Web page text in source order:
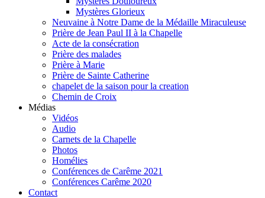
Mystères Glorieux
Neuvaine à Notre Dame de la Médaille Miraculeuse
Prière de Jean Paul II à la Chapelle
Acte de la consécration
Prière des malades
Prière à Marie
Prière de Sainte Catherine
chapelet de la saison pour la creation
Chemin de Croix
Médias
Vidéos
Audio
Carnets de la Chapelle
Photos
Homélies
Conférences de Carême 2021
Conférences Carême 2020
Contact